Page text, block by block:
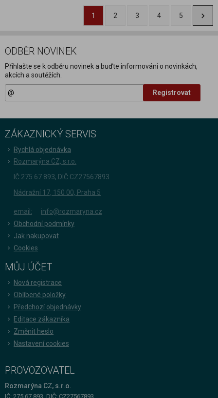
1 2 3 4 5
ODBĚR NOVINEK
Přihlašte se k odběru novinek a buďte informováni o novinkách,
akcích a soutěžích.
Registrovat
ZÁKAZNICKÝ SERVIS
Rychlá objednávka
Rozmarýna CZ, s.r.o.
IČ 275 67 893, DIČ CZ27567893
Nádražní 17, 150 00, Praha 5
email:
info@rozmaryna.cz
Obchodní podmínky
Jak nakupovat
Cookies
MŮJ ÚČET
Nová registrace
Oblíbené položky
Předchozí objednávky
Editace zákazníka
Změnit heslo
Nastavení cookies
PROVOZOVATEL
Rozmarýna CZ, s.r.o.
IČ: 275 67 893, DIČ: CZ27567893